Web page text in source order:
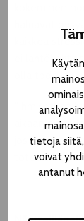
tietoja
voivat
antanut
kaikkea
ei
olla todella
”Ihmisethän
aikaan
jos jää ulos
toteaa.